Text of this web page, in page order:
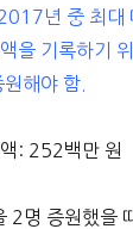
년 중 최대
을 기록하기
해야 함.
: 252백만 원
2명 증원했을